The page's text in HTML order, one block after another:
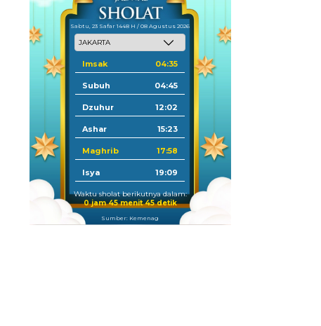
Sabtu, 23 Safar 1448 H / 08 Agustus 2026
Imsak 04:35
Subuh 04:45
Dzuhur 12:02
Ashar 15:23
Maghrib 17:58
Isya 19:09
Waktu sholat berikutnya dalam:
0 jam 45 menit 44 detik
Sumber: Kemenag